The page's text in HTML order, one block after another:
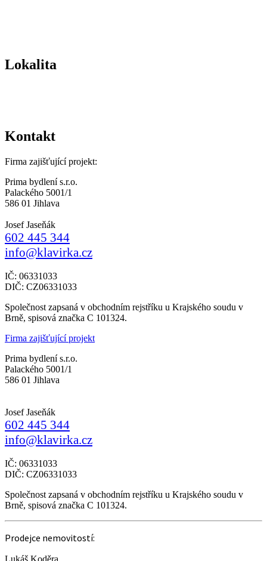
Lokalita
Kontakt
Firma zajišťující projekt:
Prima bydlení s.r.o.
Palackého 5001/1
586 01 Jihlava
Josef Jaseňák
602 445 344
info@klavirka.cz
IČ: 06331033
DIČ: CZ06331033
Společnost zapsaná v obchodním rejstříku u Krajského soudu v
Brně, spisová značka C 101324.
Firma zajišťující projekt
Prima bydlení s.r.o.
Palackého 5001/1
586 01 Jihlava
Josef Jaseňák
602 445 344
info@klavirka.cz
IČ: 06331033
DIČ: CZ06331033
Společnost zapsaná v obchodním rejstříku u Krajského soudu v
Brně, spisová značka C 101324.
Prodejce nemovitostí: